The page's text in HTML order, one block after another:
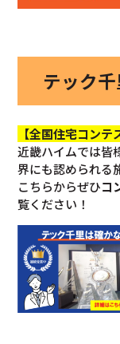
テック
【全国住宅コン
近畿ハイムでは皆
界にも認められる
こちらからぜひコ
覧ください！